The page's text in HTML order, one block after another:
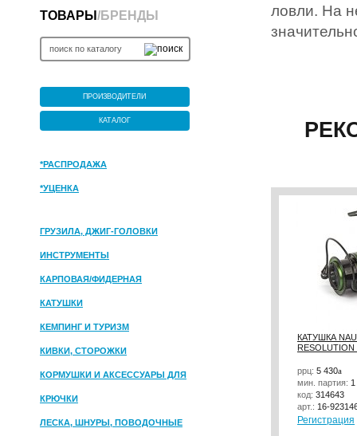
ТОВАРЫ /БРЕНДЫ
ПРОИЗВОДИТЕЛИ
КАТАЛОГ
*РАСПРОДАЖА
*УЦЕНКА
ГРУЗИЛА, ДЖИГ-ГОЛОВКИ
ИНСТРУМЕНТЫ
КАРПОВАЯ/ФИДЕРНАЯ
КАТУШКИ
КЕМПИНГ И ТУРИЗМ
КИВКИ, СТОРОЖКИ
КОРМУШКИ И АКСЕССУАРЫ ДЛЯ
ПРИКОРМКИ
КРЮЧКИ
ЛЕСКА, ШНУРЫ, ПОВОДОЧНЫЕ
ловли. На
КАТУШКА
RESOLUTION
ррц: 5 430a
мин. партия: 1
код: 314643
арт.: 16-
Регистрация